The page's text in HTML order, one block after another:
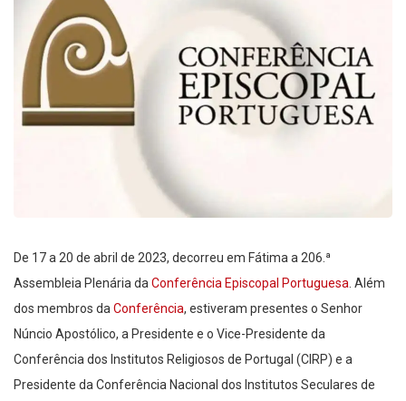
De 17 a 20 de abril de 2023, decorreu em Fátima a 206.ª
Assembleia Plenária da Conferência Episcopal Portuguesa . Além
dos membros da Conferência, estiveram presentes o Senhor
Núncio Apostólico, a Presidente e o Vice-Presidente da
Conferência dos Institutos Religiosos de Portugal (CIRP) e a
Presidente da Conferência Nacional dos Institutos Seculares de